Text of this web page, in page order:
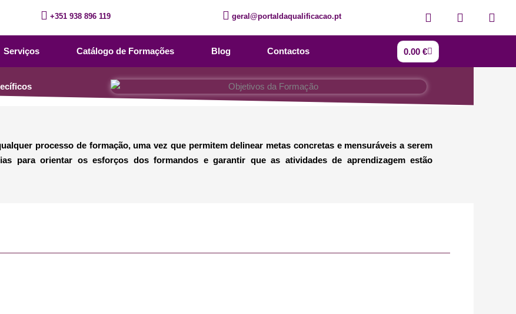
+351 938 896 119 geral@portaldaqualificacao.pt
F
a
c
e
b
o
o
k
I
n
s
g
m
Y
o
u
b
Serviços Catálogo de Formações Blog Contactos 0.00 €Cart
processo de formação, uma vez que permitem delinear metas concretas e mensuráveis a serem
para orientar os esforços dos formandos e garantir que as atividades de aprendizagem estão